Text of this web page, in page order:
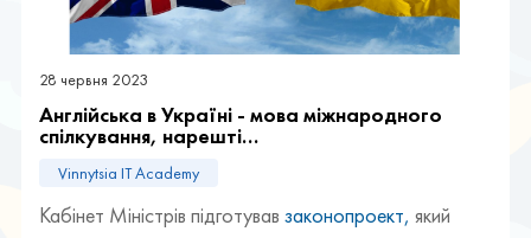
28 червня 2023
Англійська в Україні - мова міжнародного
спілкування, нарешті…
Vinnytsia IT Academy
Кабінет Міністрів підготував законопроект, який